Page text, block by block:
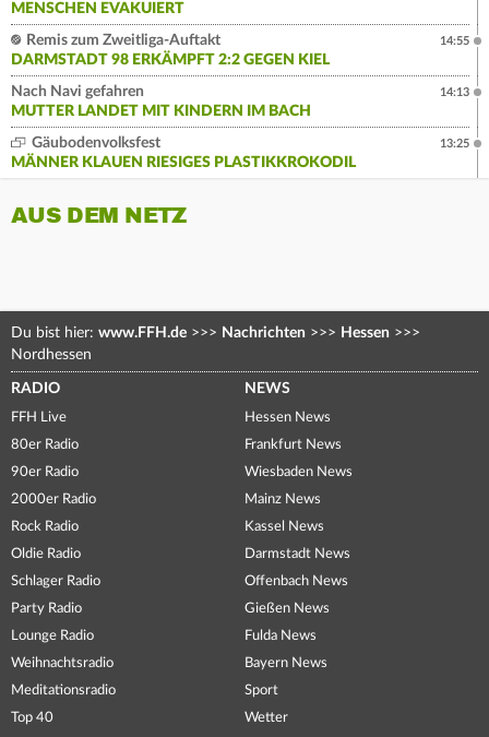
MENSCHEN EVAKUIERT
Remis zum Zweitliga-Auftakt
DARMSTADT 98 ERKÄMPFT 2:2 GEGEN KIEL
14:55
Nach Navi gefahren
MUTTER LANDET MIT KINDERN IM BACH
14:13
Gäubodenvolksfest
MÄNNER KLAUEN RIESIGES PLASTIKKROKODIL
13:25
AUS DEM NETZ
Du bist hier: www.FFH.de >>> Nachrichten >>> Hessen >>>
Nordhessen
RADIO
FFH Live
80er Radio
90er Radio
2000er Radio
Rock Radio
Oldie Radio
Schlager Radio
Party Radio
Lounge Radio
Weihnachtsradio
Meditationsradio
Top 40
NEWS
Hessen News
Frankfurt News
Wiesbaden News
Mainz News
Kassel News
Darmstadt News
Offenbach News
Gießen News
Fulda News
Bayern News
Sport
Wetter